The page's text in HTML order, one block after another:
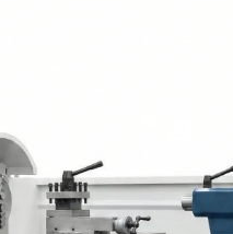
aceita veículos ou